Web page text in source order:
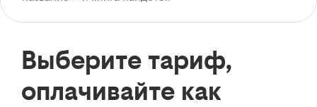
Выберите тариф,
оплачивайте как